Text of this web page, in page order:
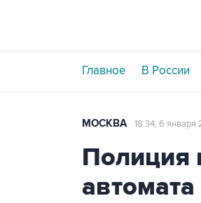
Главное В России
МОСКВА 18:34, 6 января
Полиция